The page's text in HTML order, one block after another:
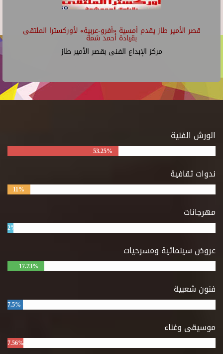
قصر الأمير طاز يقدم أمسية «أفرو-عربية» لأوركسترا الملتقى
بقيادة أحمد شمة
مركز الإبداع الفنى بقصر الأمير طاز
الورش الفنية
53.25%
ندوات ثقافية
11%
مهرجانات
2%
عروض سينمائية ومسرحيات
17.73%
فنون شعبية
7.5%
موسيقى وغناء
7.56%